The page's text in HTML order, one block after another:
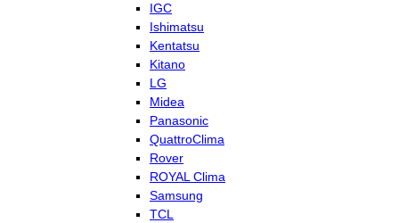
IGC
Ishimatsu
Kentatsu
Kitano
LG
Midea
Panasonic
QuattroClima
Rover
ROYAL Clima
Samsung
TCL